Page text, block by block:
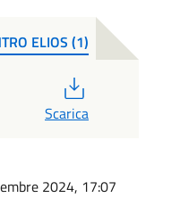
ELIOS (1)
Scarica
2024, 17:07